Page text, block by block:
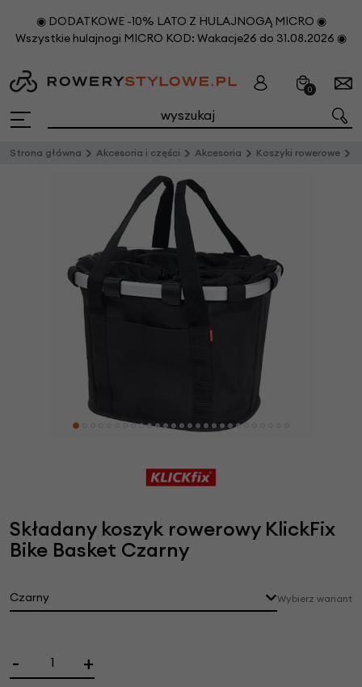
◉ DODATKOWE -10% LATO Z HULAJNOGĄ MICRO ◉
Wszystkie hulajnogi MICRO KOD: Wakacje26 do 31.08.2026 ◉
0
Strona główna Akcesoria i części Akcesoria Koszyki rowerowe
Składany koszyk rowerowy KlickFix
Bike Basket Czarny
Czarny Wybierz wariant
- +